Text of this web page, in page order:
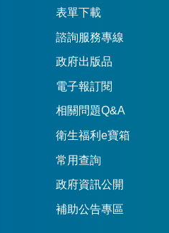
表單下載
諮詢服務專線
政府出版品
電子報訂閱
相關問題Q&A
衛生福利e寶箱
常用查詢
政府資訊公開
補助公告專區